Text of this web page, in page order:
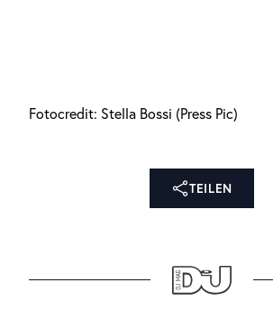
Fotocredit: Stella Bossi (Press Pic)
TEILEN